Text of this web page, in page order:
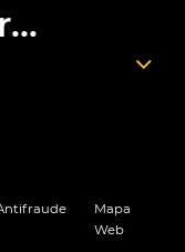
Mapa
Web